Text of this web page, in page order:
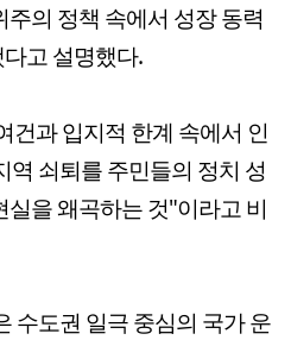
의 정책 속에서 성장 동력
고 설명했다.
건과 입지적 한계 속에서 인
역 쇠퇴를 주민들의 정치 성
을 왜곡하는 것"이라고 비
수도권 일극 중심의 국가 운